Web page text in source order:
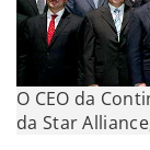
O CEO da
da Star